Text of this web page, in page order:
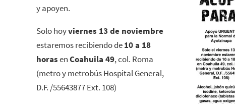
y apoyen.
Solo hoyviernes 13 de noviembre
estaremos recibiendo de10 a 18
horasenCoahuila 49, col. Roma
(metro y metrobús Hospital General,
D.F. /55643877 Ext. 108)